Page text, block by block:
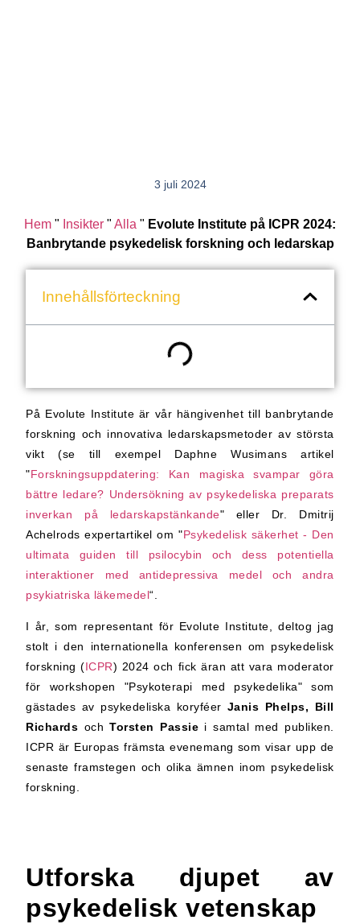
3 juli 2024
Hem " Insikter " Alla " Evolute Institute på ICPR 2024:
Banbrytande psykedelisk forskning och ledarskap
Innehållsförteckning
På Evolute Institute är vår hängivenhet till banbrytande
forskning och innovativa ledarskapsmetoder av största
vikt (se till exempel Daphne Wusimans artikel
"Forskningsuppdatering: Kan magiska svampar göra
bättre ledare? Undersökning av psykedeliska preparats
inverkan på ledarskapstänkande" eller Dr. Dmitrij
Achelrods expertartikel om "Psykedelisk säkerhet - Den
ultimata guiden till psilocybin och dess potentiella
interaktioner med antidepressiva medel och andra
psykiatriska läkemedel“.
I år, som representant för Evolute Institute, deltog jag
stolt i den internationella konferensen om psykedelisk
forskning (ICPR) 2024 och fick äran att vara moderator
för workshopen "Psykoterapi med psykedelika" som
gästades av psykedeliska koryféer Janis Phelps, Bill
Richards och Torsten Passie i samtal med publiken.
ICPR är Europas främsta evenemang som visar upp de
senaste framstegen och olika ämnen inom psykedelisk
forskning.
Utforska djupet av
psykedelisk vetenskap